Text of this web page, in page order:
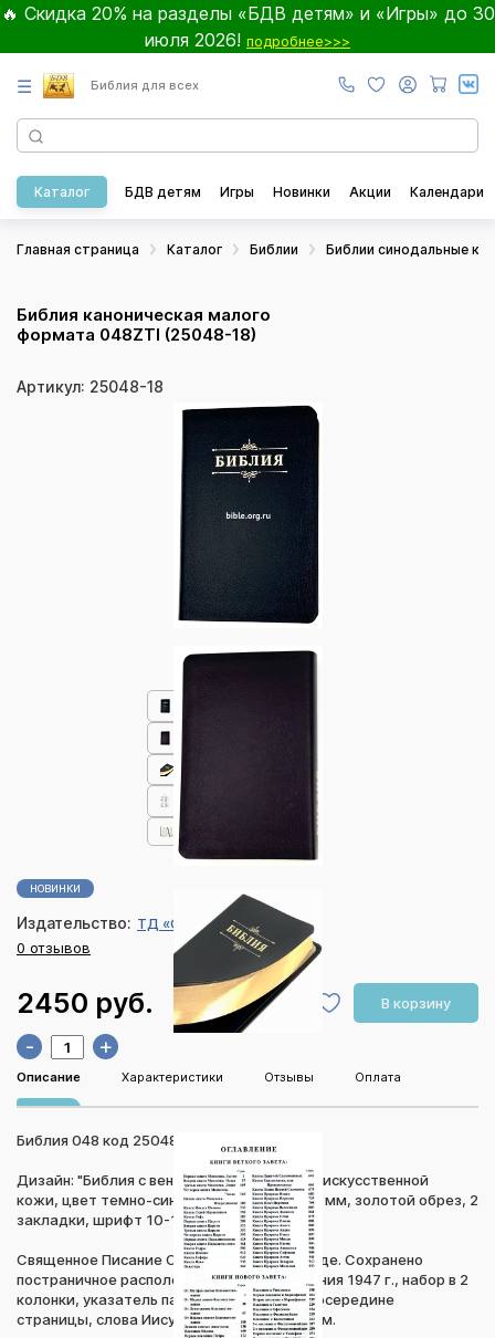
🔥 Скидка 20% на разделы «БДВ детям» и «Игры» до 30
июля 2026! подробнее>>>
☰ Библия для всех
Каталог БДВ детям Игры Новинки Акции Календари
Главная страница Каталог Библии Библии синодальные
Библия каноническая малого
формата 048ZTI (25048-18)
Артикул: 25048-18
НОВИНКИ
Издательство: ТД «Супер Книги»
0 отзывов
2450 руб. В корзину
- +
Описание Характеристики Отзывы Оплата
Библия 048 код 25048-18
Дизайн: "Библия с вензелем", переплет из искусственной
кожи, цвет темно-синий, формат 125*195 мм, золотой обрез, 2
закладки, шрифт 10-11 кегель.
Священное Писание Синодальном переводе. Сохранено
постраничное расположение текста издания 1947 г., набор в 2
колонки, указатель параллельных мест посередине
страницы, слова Иисуса выделены жирным.